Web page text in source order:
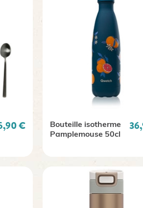
€
Bouteille isotherme
Pamplemouse 50cl